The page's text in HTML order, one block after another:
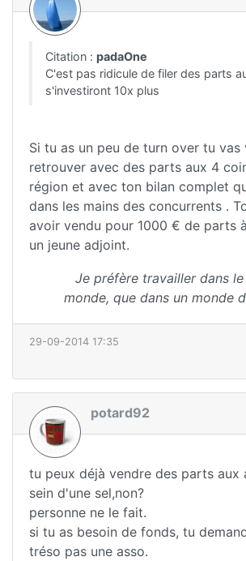
Citation : padaOne
C'est pas ridicule de filer des parts
s'investiront 10x plus
Si tu as un peu de turn over tu vas
retrouver avec des parts aux 4
région et avec ton bilan complet
dans les mains des concurrents .
avoir vendu pour 1000 € de parts
un jeune adjoint.
Je préfère travailler dans
monde, que dans un monde
29-09-2014 17:35
potard92
tu peux déjà vendre des parts aux
sein d'une sel,non?
personne ne le fait.
si tu as besoin de fonds, tu
tréso pas une asso.